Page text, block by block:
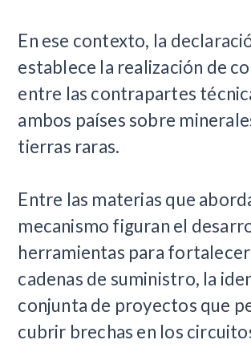
En ese contexto, la
establece la realización de
entre las contrapartes
ambos países sobre
tierras raras.
Entre las materias que
mecanismo figuran el
herramientas para
cadenas de suministro, la
conjunta de proyectos que
cubrir brechas en los